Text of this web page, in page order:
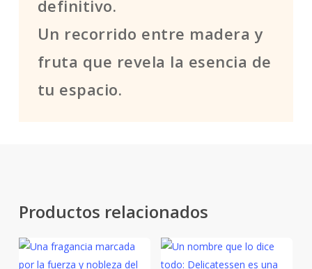
definitivo.
Un recorrido entre madera y
fruta que revela la esencia de
tu espacio.
Productos relacionados